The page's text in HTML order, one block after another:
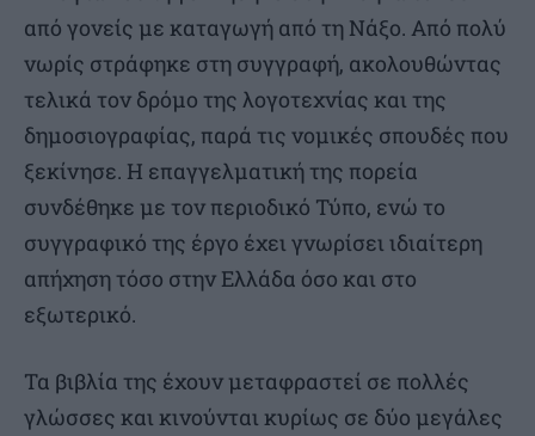
από γονείς με καταγωγή από τη Νάξο. Από πολύ
νωρίς στράφηκε στη συγγραφή, ακολουθώντας
τελικά τον δρόμο της λογοτεχνίας και της
δημοσιογραφίας, παρά τις νομικές σπουδές που
ξεκίνησε. Η επαγγελματική της πορεία
συνδέθηκε με τον περιοδικό Τύπο, ενώ το
συγγραφικό της έργο έχει γνωρίσει ιδιαίτερη
απήχηση τόσο στην Ελλάδα όσο και στο
εξωτερικό.
Τα βιβλία της έχουν μεταφραστεί σε πολλές
γλώσσες και κινούνται κυρίως σε δύο μεγάλες